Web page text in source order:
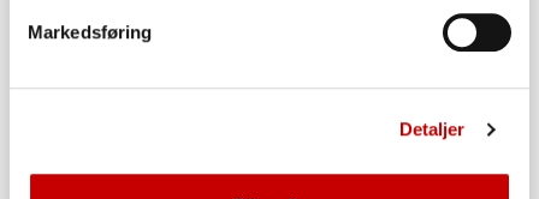
Markedsføring
Detaljer